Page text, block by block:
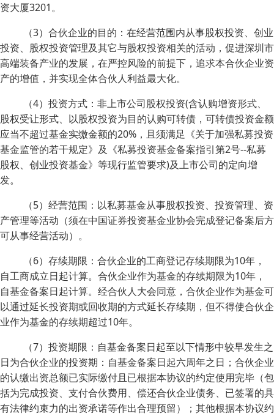
资大厦3201。
（3）合伙企业的目的：在经营范围内从事股权投资、创业
投资、股权投资管理及其它与股权投资相关的活动，促进深圳市
高端装备产业的发展，在严控风险的前提下，追求本合伙企业资
产的增值，并实现全体合伙人利益最大化。
（4）投资方式：非上市公司股权投资(含认购增资形式、
股权受让形式、以股权投资为目的认购可转债，可转债投资金额
应当不超过基金实缴金额的20%，且须满足《关于加强私募投资
基金监管的若干规定》及《私募投资基金备案指引第2号--私募
股权、创业投资基金》等现行监管要求)及上市公司的定向增
发。
（5）经营范围：以私募基金从事股权投资、投资管理、资
产管理等活动（须在中国证券投资基金业协会完成登记备案后方
可从事经营活动）。
（6）存续期限：合伙企业的工商登记存续期限为10年，
自工商成立日起计算。合伙企业作为基金的存续期限为10年，
自基金备案日起计算。经合伙人大会同意，合伙企业作为基金可
以通过延长投资期或回收期的方式延长存续期，但不得使合伙企
业作为基金的存续期超过10年。
（7）投资期限：自基金备案日起至以下情形中较早发生之
日为合伙企业的投资期：自基金备案日起六周年之日；合伙企业
的认缴出资总额已实际缴付且已根据本协议的约定使用完毕（包
括为完成投资、支付合伙费用、偿还合伙企业债务、已签署的具
有法律约束力的出资承诺等作出合理预留）；其他根据本协议约